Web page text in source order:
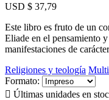
USD $ 37,79
Este libro es fruto de un
Eliade en el pensamiento
manifestaciones de
Religiones y teología
Formato:
 Últimas unidades en